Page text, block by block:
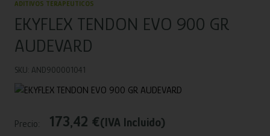
ADITIVOS TERAPEUTICOS
EKYFLEX TENDON EVO 900 GR
AUDEVARD
SKU: AND900001041
Precio: 173,42 €(IVA Incluido)